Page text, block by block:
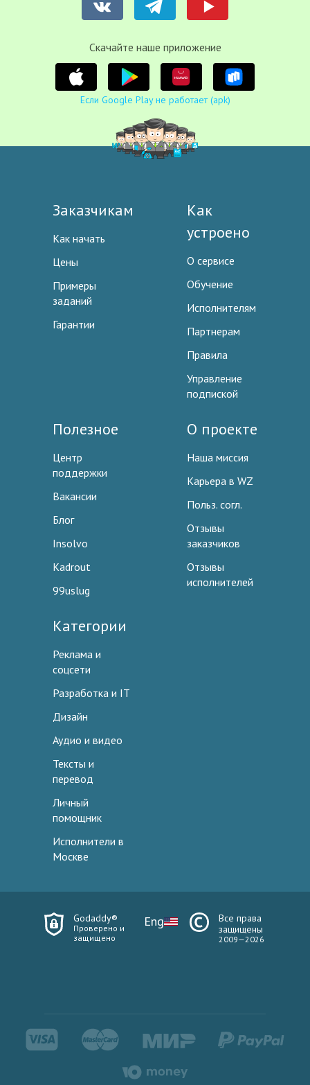
Cкачайте наше приложение
Если Google Play не работает (apk)
Заказчикам
Как начать
Цены
Примеры
заданий
Гарантии
Как
устроено
О сервисе
Обучение
Исполнителям
Партнерам
Правила
Управление
подпиской
Полезное
Центр
поддержки
Вакансии
Блог
Insolvo
Kadrout
99uslug
О проекте
Наша миссия
Карьера в WZ
Польз. согл.
Отзывы
заказчиков
Отзывы
исполнителей
Категории
Реклама и
соцсети
Разработка и IT
Дизайн
Аудио и видео
Тексты и
перевод
Личный
помощник
Исполнители в
Москве
Godaddy®
Проверено и
защищено
Eng
Все права
защищены
2009—2026